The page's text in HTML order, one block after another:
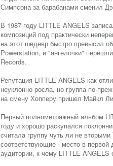
Симпсона за барабанами сменил
В 1987 году LITTLE ANGELS
композиций под практически
на этот шедевр быстро превысил
Powerstation, и "ангелочки"
Records.
Репутация LITTLE ANGELS как
неуклонно росла, но группа по-
на смену Хопперу пришел Майкл
Первый полнометражный альбом
году и хорошо раскупался
считала группу чуть ли не
соответствующие - место в первой
аудитории, к чему LITTLE ANGELS